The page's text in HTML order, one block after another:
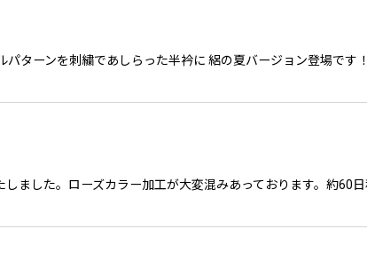
ーンを刺繍であしらった半衿に 絽の夏バージョン登場です
ました。ローズカラー加工が大変混みあっております。約60